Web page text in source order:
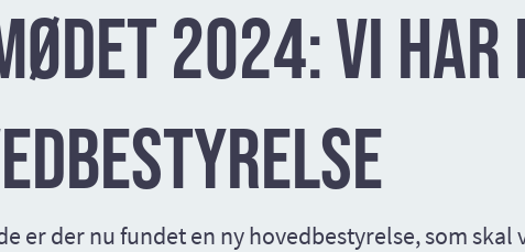
2024: Vi
er der nu fundet en ny hovedbestyrelse, som